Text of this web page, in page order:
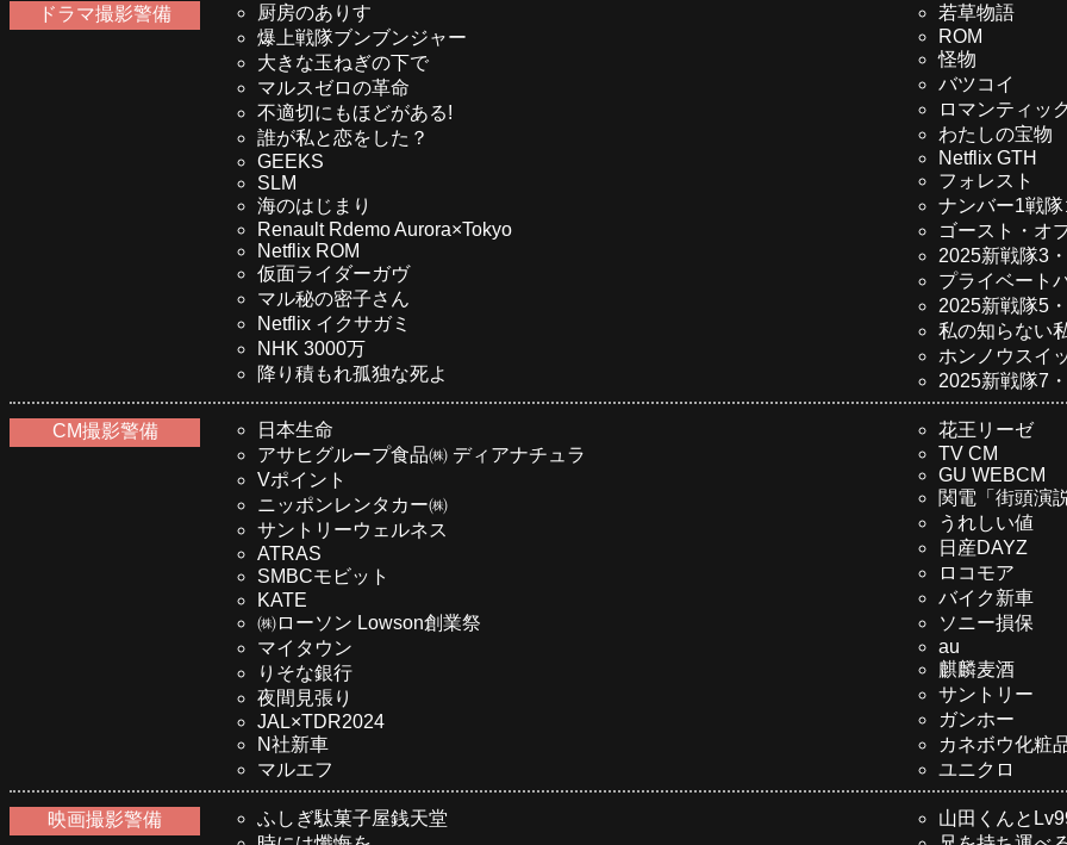
ドラマ撮影警備
厨房のありす
爆上戦隊ブンブンジャー
大きな玉ねぎの下で
マルスゼロの革命
不適切にもほどがある!
誰が私と恋をした？
GEEKS
SLM
海のはじまり
Renault Rdemo Aurora×Tokyo
Netflix ROM
仮面ライダーガヴ
マル秘の密子さん
Netflix イクサガミ
NHK 3000万
降り積もれ孤独な死よ
若草物語
ROM
怪物
バツコイ
ロマンティッ
わたしの宝物
Netflix GTH
フォレスト
ナンバー1戦
ゴースト・オ
2025新戦隊3
プライベート
2025新戦隊5
私の知らない
ホンノウスイ
2025新戦隊7
CM撮影警備
日本生命
アサヒグループ食品㈱ ディアナチュラ
Vポイント
ニッポンレンタカー㈱
サントリーウェルネス
ATRAS
SMBCモビット
KATE
㈱ローソン Lowson創業祭
マイタウン
りそな銀行
夜間見張り
JAL×TDR2024
N社新車
マルエフ
花王リーゼ
TV CM
GU WEBCM
関電「街頭演説
うれしい値
日産DAYZ
ロコモア
バイク新車
ソニー損保
au
麒麟麦酒
サントリー
ガンホー
カネボウ化粧
ユニクロ
映画撮影警備
ふしぎ駄菓子屋銭天堂
山田くんと